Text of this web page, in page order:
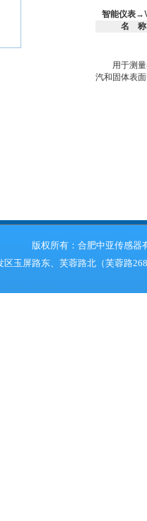
智能仪表→
名
用于测量
汽和固体表
版权所有：合肥中亚传感
区玉屏路东、芙蓉路北（芙蓉路